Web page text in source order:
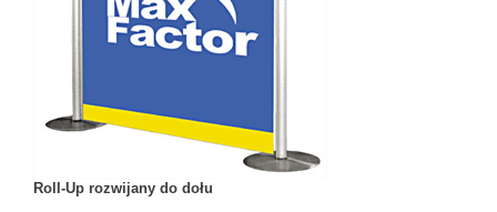
Roll-Up rozwijany do dołu